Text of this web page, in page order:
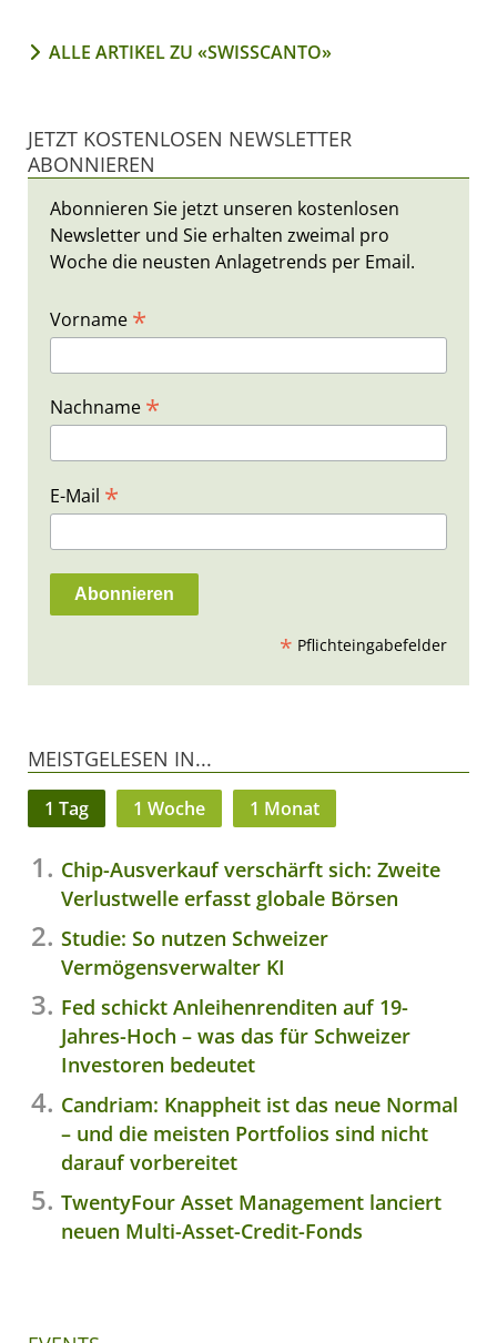
ALLE ARTIKEL ZU «SWISSCANTO»
JETZT KOSTENLOSEN NEWSLETTER
ABONNIEREN
Abonnieren Sie jetzt unseren kostenlosen
Newsletter und Sie erhalten zweimal pro
Woche die neusten Anlagetrends per Email.
Vorname *
Nachname *
E-Mail *
* Pflichteingabefelder
MEISTGELESEN IN...
1 Tag 1 Woche 1 Monat
Chip-Ausverkauf verschärft sich: Zweite
Verlustwelle erfasst globale Börsen
Studie: So nutzen Schweizer
Vermögensverwalter KI
Fed schickt Anleihenrenditen auf 19-
Jahres-Hoch – was das für Schweizer
Investoren bedeutet
Candriam: Knappheit ist das neue Normal
– und die meisten Portfolios sind nicht
darauf vorbereitet
TwentyFour Asset Management lanciert
neuen Multi-Asset-Credit-Fonds